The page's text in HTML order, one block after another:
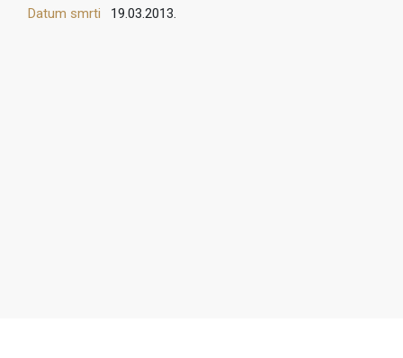
Datum smrti 19.03.2013.